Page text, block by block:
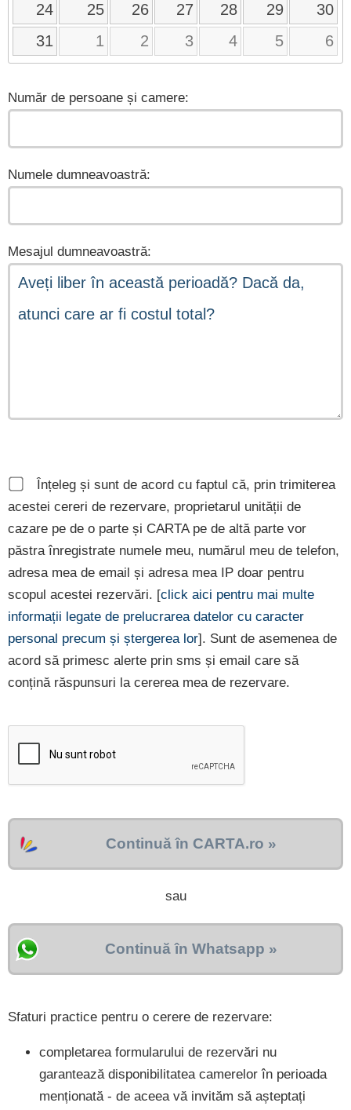
24
25 26 27 28 29
30
31
1 2 3 4 5 6
Număr de persoane și camere:
Numele dumneavoastră:
Mesajul dumneavoastră:
Înțeleg și sunt de acord cu faptul că, prin trimiterea
acestei cereri de rezervare, proprietarul unității de
cazare pe de o parte și CARTA pe de altă parte vor
păstra înregistrate numele meu, numărul meu de telefon,
adresa mea de email și adresa mea IP doar pentru
scopul acestei rezervări. [click aici pentru mai multe
informații legate de prelucrarea datelor cu caracter
personal precum și ștergerea lor]. Sunt de asemenea de
acord să primesc alerte prin sms și email care să
conțină răspunsuri la cererea mea de rezervare.
Continuă în CARTA.ro »
sau
Continuă în Whatsapp »
Sfaturi practice pentru o cerere de rezervare:
completarea formularului de rezervări nu
garantează disponibilitatea camerelor în perioada
menționată - de aceea vă invităm să așteptați